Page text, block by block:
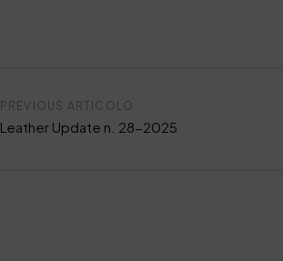
PREVIOUS ARTICOLO
Leather Update n. 28-2025